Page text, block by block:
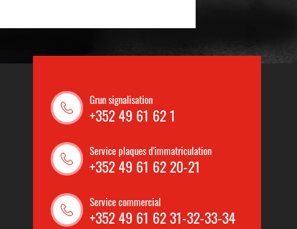
Grun signalisation
+352 49 61 62 1
Service plaques d'immatriculation
+352 49 61 62 20-21
Service commercial
+352 49 61 62 31-32-33-34